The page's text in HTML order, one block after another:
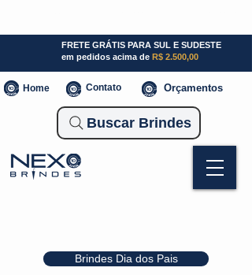
Brindes Dia dos Pais
FRETE GRÁTIS PARA SUL E SUDESTE
em pedidos acima de R$ 2.500,00
Home Contato Orçamentos
Buscar Brindes